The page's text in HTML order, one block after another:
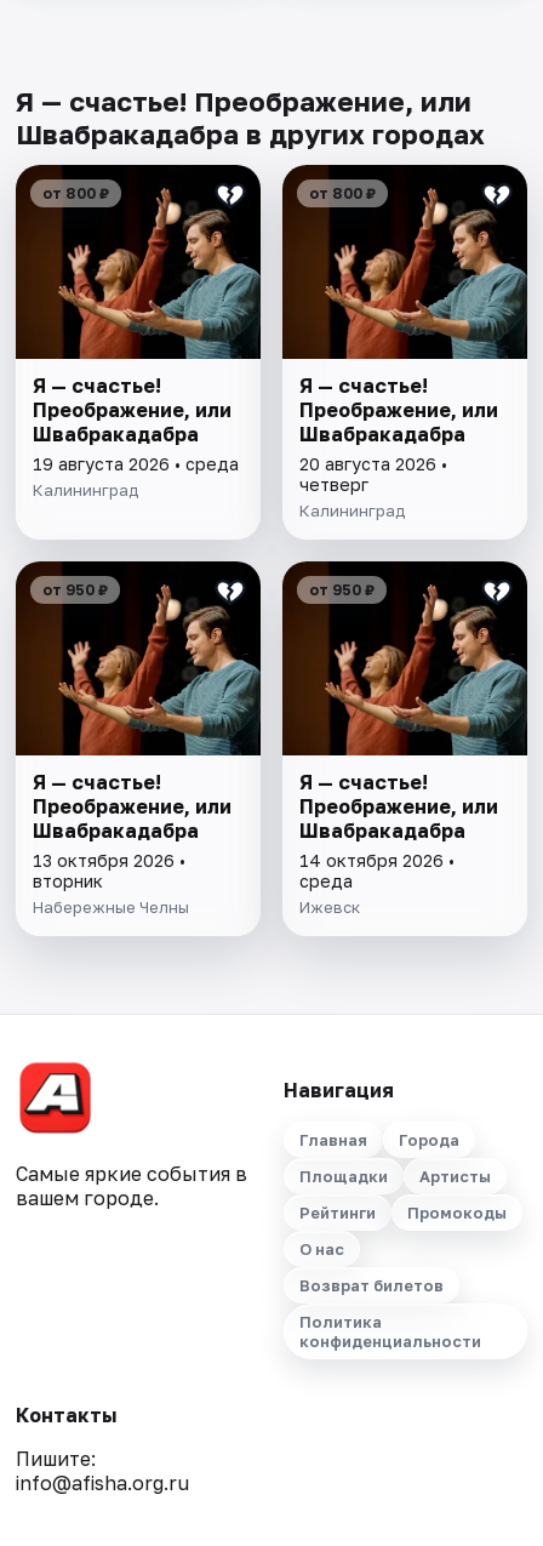
Я — счастье! Преображение, или
Швабракадабра в других городах
от 800 ₽
Я — счастье!
Преображение, или
Швабракадабра
19 августа 2026 • среда
Калининград
от 800 ₽
Я — счастье!
Преображение, или
Швабракадабра
20 августа 2026 •
четверг
Калининград
от 950 ₽
Я — счастье!
Преображение, или
Швабракадабра
13 октября 2026 •
вторник
Набережные Челны
от 950 ₽
Я — счастье!
Преображение, или
Швабракадабра
14 октября 2026 •
среда
Ижевск
Самые яркие события в
вашем городе.
Навигация
Главная
Города
Площадки
Артисты
Рейтинги
Промокоды
О нас
Возврат билетов
Политика
конфиденциальности
Контакты
Пишите:
info@afisha.org.ru